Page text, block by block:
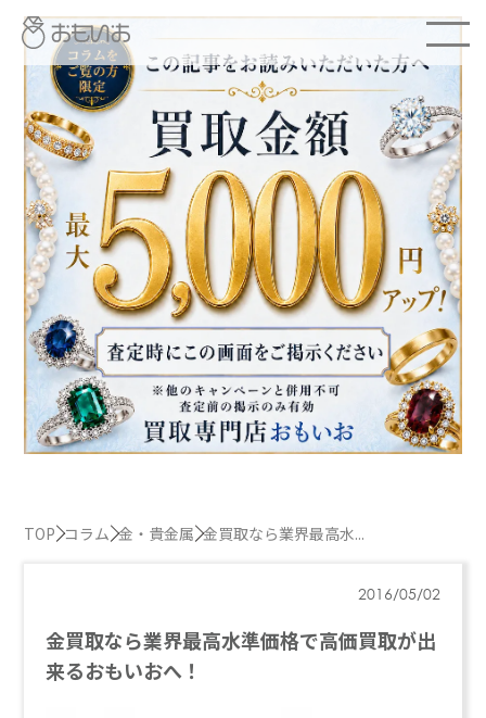
TOP コラム 金・貴金属 金買取なら業界最高水...
2016/05/02
金買取なら業界最高水準価格で高価買取が出
来るおもいおへ！